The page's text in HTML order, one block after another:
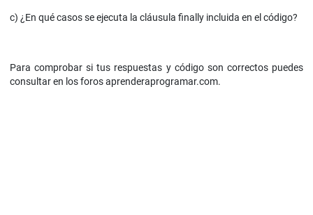
c) ¿En qué casos se ejecuta la cláusula finally incluida en el código?
Para comprobar si tus respuestas y código son correctos puedes
consultar en los foros aprenderaprogramar.com.